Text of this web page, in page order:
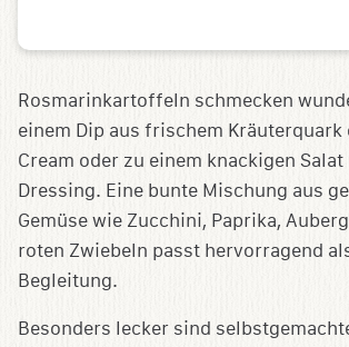
Rosmarinkartoffeln schmecken
einem Dip aus frischem Kräuterquark
Cream oder zu einem knackigen
Dressing. Eine bunte Mischung aus
Gemüse wie Zucchini, Paprika,
roten Zwiebeln passt hervorragend
Begleitung.
Besonders lecker sind